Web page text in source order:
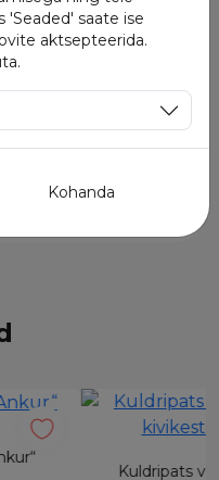
saate ise
aktsepteerida.
Kohanda